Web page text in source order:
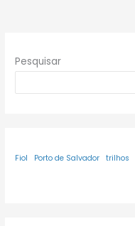
Pesquisar
Fiol Porto de Salvador trilhos